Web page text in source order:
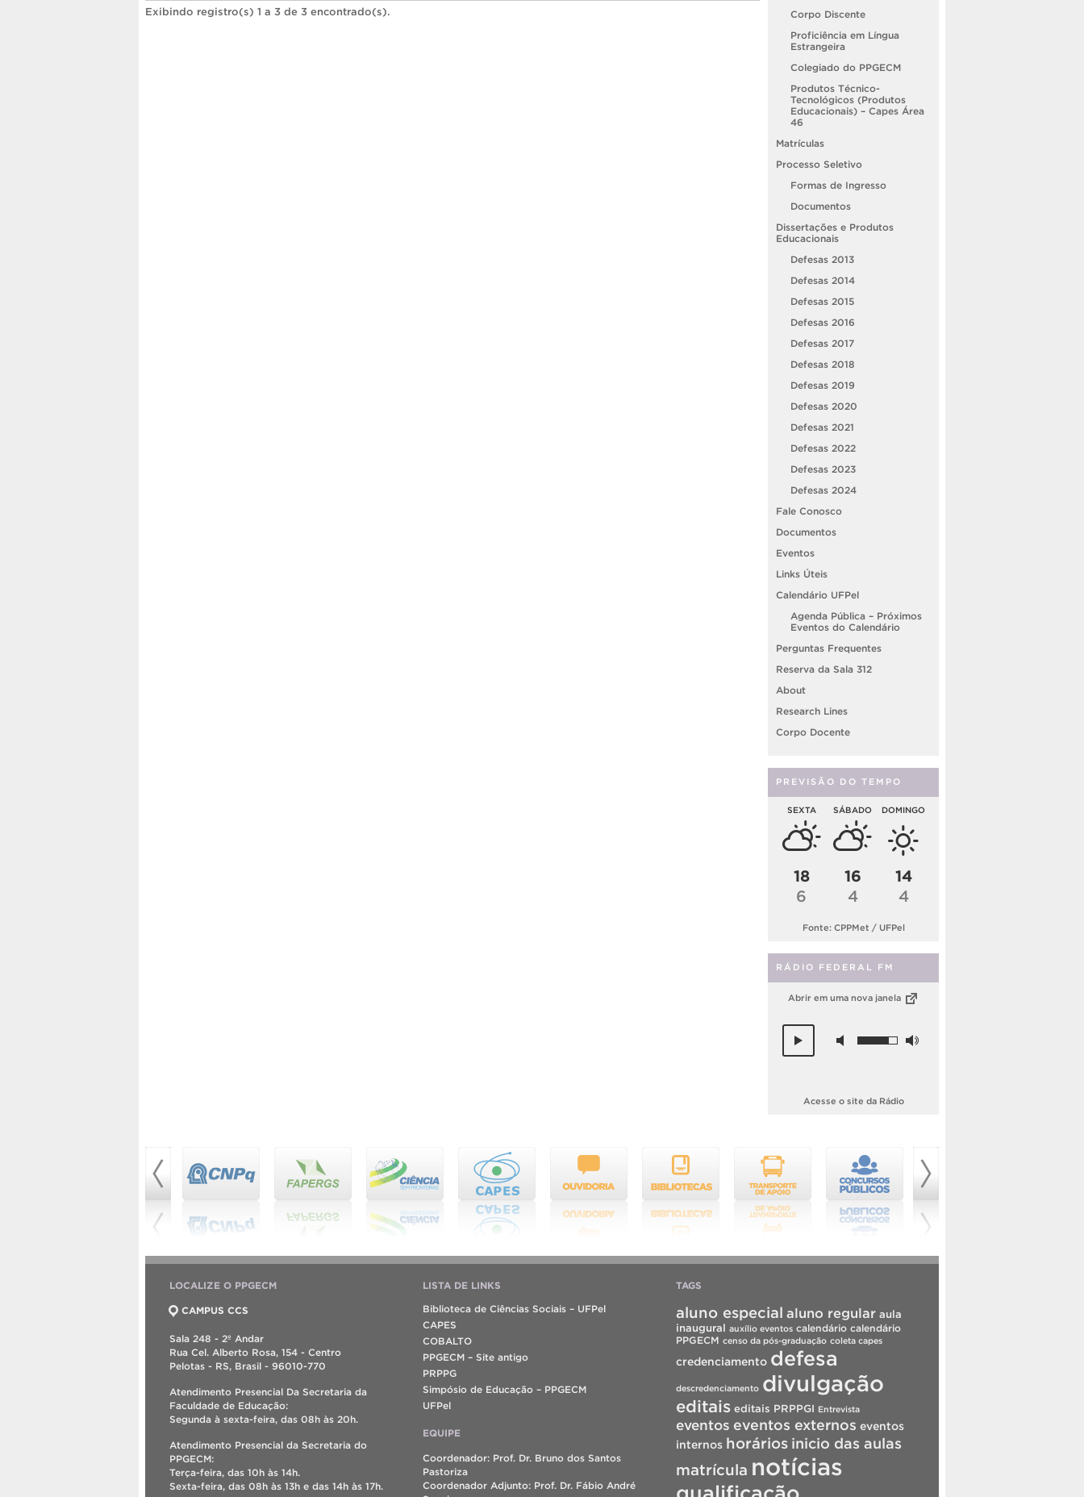
Exibindo registro(s) 1 a 3 de 3 encontrado(s).
Corpo Discente
Proficiência em Língua
Estrangeira
Colegiado do PPGECM
Produtos Técnico-
Tecnológicos (Produtos
Educacionais) – Capes Área
46
Matrículas
Processo Seletivo
Formas de Ingresso
Documentos
Dissertações e Produtos
Educacionais
Defesas 2013
Defesas 2014
Defesas 2015
Defesas 2016
Defesas 2017
Defesas 2018
Defesas 2019
Defesas 2020
Defesas 2021
Defesas 2022
Defesas 2023
Defesas 2024
Fale Conosco
Documentos
Eventos
Links Úteis
Calendário UFPel
Agenda Pública – Próximos
Eventos do Calendário
Perguntas Frequentes
Reserva da Sala 312
About
Research Lines
Corpo Docente
PREVISÃO DO TEMPO
SEXTA
18
6
SÁBADO
16
4
DOMINGO
14
4
Fonte: CPPMet / UFPel
RÁDIO FEDERAL FM
Abrir em uma nova janela
Acesse o site da Rádio
LOCALIZE O PPGECM
CAMPUS CCS
Sala 248 - 2º Andar
Rua Cel. Alberto Rosa, 154 - Centro
Pelotas - RS, Brasil - 96010-770
Atendimento Presencial Da Secretaria da
Faculdade de Educação:
Segunda à sexta-feira, das 08h às 20h.
Atendimento Presencial da Secretaria do
PPGECM:
Terça-feira, das 10h às 14h.
Sexta-feira, das 08h às 13h e das 14h às 17h.
LISTA DE LINKS
Biblioteca de Ciências Sociais – UFPel
CAPES
COBALTO
PPGECM – Site antigo
PRPPG
Simpósio de Educação – PPGECM
UFPel
EQUIPE
Coordenador: Prof. Dr. Bruno dos Santos
Pastoriza
Coordenador Adjunto: Prof. Dr. Fábio André
TAGS
aluno especial aluno regular aula
inaugural auxílio eventos calendário calendário
PPGECM censo da pós-graduação coleta capes
credenciamento defesa
descredenciamento divulgação
editais editais PRPPGI Entrevista
eventos eventos externos eventos
internos horários inicio das aulas
matrícula notícias